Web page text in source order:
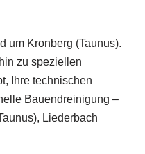
um Kronberg (Taunus).
zu speziellen
Ihre technischen
Bauendreinigung –
Liederbach